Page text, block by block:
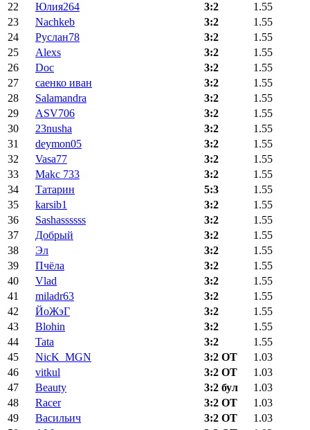
22
Юлия264 3:2
1.55
23
Nachkeb 3:2
1.55
24
Руслан78 3:2
1.55
25
Alexs 3:2
1.55
26
Doc 3:2
1.55
27
саенко иван 3:2
1.55
28
Salamandra 3:2
1.55
29
ASV706 3:2
1.55
30
23nusha 3:2
1.55
31
deymon05 3:2
1.55
32
Vasa77 3:2
1.55
33
Makc 733 3:2
1.55
34
Татарин 5:3
1.55
35
karsib1 3:2
1.55
36
Sashassssss 3:2
1.55
37
Добрый 3:2
1.55
38
Эл 3:2
1.55
39
Пчёла 3:2
1.55
40
Vlad 3:2
1.55
41
miladr63 3:2
1.55
42
ЙоЖэГ 3:2
1.55
43
Blohin 3:2
1.55
44
Tata 3:2
1.55
45
NicK_MGN 3:2 ОТ
1.03
46
vitkul 3:2 ОТ
1.03
47
Beauty 3:2 бул
1.03
48
Racer 3:2 ОТ
1.03
49
Васильич 3:2 ОТ
1.03